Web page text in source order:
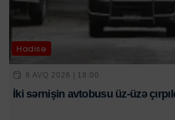
Hadisə
8 AVQ 2026 | 18:00
İki sərnişin avtobusu üz-üzə